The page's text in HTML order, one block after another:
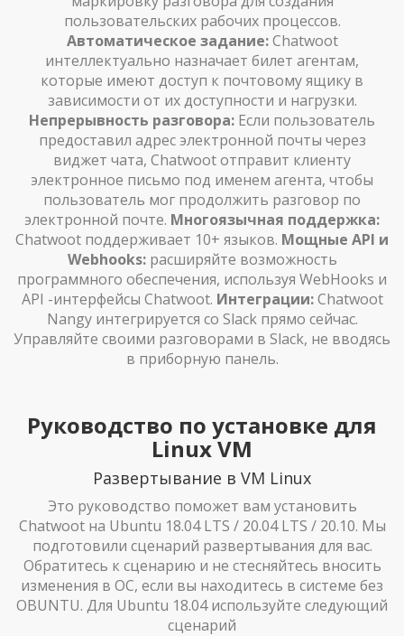
пользовательских рабочих процессов.
Автоматическое задание:Chatwoot
интеллектуально назначает билет агентам,
которые имеют доступ к почтовому ящику в
зависимости от их доступности и нагрузки.
Непрерывность разговора: Если пользователь
предоставил адрес электронной почты через
виджет чата, Chatwoot отправит клиенту
электронное письмо под именем агента, чтобы
пользователь мог продолжить разговор по
электронной почте. Многоязычная поддержка:
Chatwoot поддерживает 10+ языков. Мощные API и
Webhooks:расширяйте возможность
программного обеспечения, используя WebHooks и
API -интерфейсы Chatwoot. Интеграции:Chatwoot
Nangy интегрируется со Slack прямо сейчас.
Управляйте своими разговорами в Slack, не вводясь
в приборную панель.
Руководство по установке для
Linux VM
Развертывание в VM Linux
Это руководство поможет вам установить
Chatwoot на Ubuntu 18.04 LTS / 20.04 LTS / 20.10. Мы
подготовили сценарий развертывания для вас.
Обратитесь к сценарию и не стесняйтесь вносить
изменения в ОС, если вы находитесь в системе без
OBUNTU. Для Ubuntu 18.04 используйте следующий
сценарий